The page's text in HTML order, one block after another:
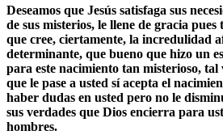
Deseamos que Jesús satisfaga sus
de sus misterios, le llene de gracia pues
que cree, ciertamente, la incredulidad
determinante, que bueno que hizo un
para este nacimiento tan misterioso, tal
que le pase a usted sí acepta el
haber dudas en usted pero no le
sus verdades que Dios encierra para
hombres.